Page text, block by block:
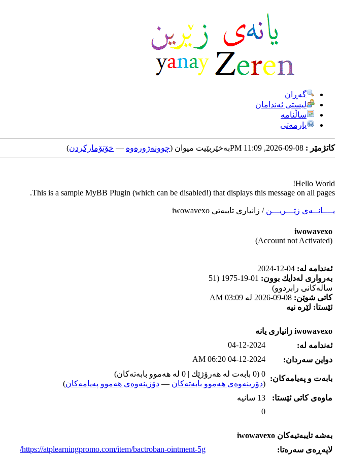
گه‌ڕان
لیستی ئه‌ندامان
ساڵنامه
یارمه‌تی
کاتژمێر : به‌خێربێیت میوان (چوونه‌ژوره‌وه‌ — خۆتۆمارکردن)
Hello World!
This is a sample MyBB Plugin (which can be disabled!) that displays this message on all pages.
یــــانــه‌ی زێـــریـــن/ زانیاری تایبه‌تی iwowavexo
iwowavexo
(Account not Activated)
ئه‌ندامه‌ له‌:
به‌رواری له‌دایك بوون:
01-19-1975 (51
ساله‌كانی رابردوو)
كاتی شوێن:
ئێستا: لێره‌ نیه‌
iwowavexo زانیاری یانه‌
ئه‌ندامه‌ له‌:
04-12-2024
دواین سه‌ردان:
04-12-2024 06:20 AM
بابه‌ت و په‌یامه‌کان:
0 (0 بابه‌ت له‌ هه‌رۆژێك | 0 له‌ هه‌موو بابه‌ته‌كان)
(دۆزینه‌وه‌ی هه‌موو بابه‌ته‌کان — دۆزینه‌وه‌ی هه‌موو په‌یامه‌کان)
ماوه‌ی كاتی ئێستا:
13 سانیه‌
0
به‌شه‌ تایبه‌تیه‌کان iwowavexo
لاپه‌ڕه‌ی سه‌ره‌تا:
https://atplearningpromo.com/item/bactroban-ointment-5g/